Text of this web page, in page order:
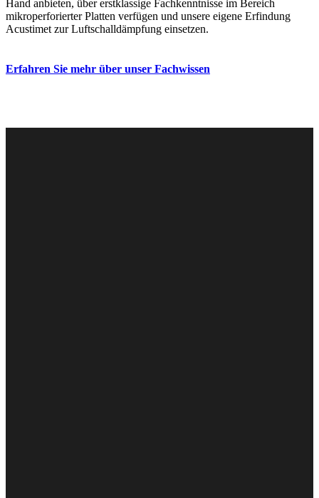
Hand anbieten, über erstklassige Fachkenntnisse im Bereich
mikroperforierter Platten verfügen und unsere eigene Erfindung
Acustimet zur Luftschalldämpfung einsetzen.
Erfahren Sie mehr über unser Fachwissen